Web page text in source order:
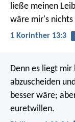
ließe meinen
wäre mir's nichts
1 Korinther 13:3
Denn es liegt
abzuscheiden
besser wäre;
euretwillen.